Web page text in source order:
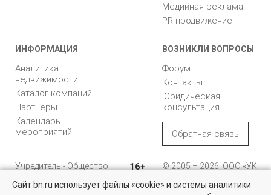
Медийная реклама
PR продвижение
ИНФОРМАЦИЯ
Аналитика
недвижимости
Каталог компаний
Партнеры
Календарь
мероприятий
ВОЗНИКЛИ ВОПРОСЫ
Форум
Контакты
Юридическая
консультация
Обратная связь
Учредитель - Общество
ответственностью
16+
© 2005 – 2026, ООО «УК
Сайт bn.ru использует файлы «cookie» и системы аналитики